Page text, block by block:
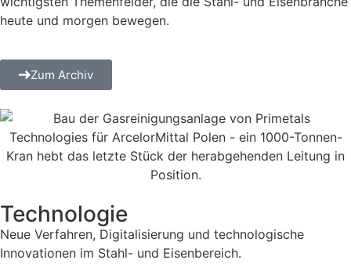
heute und morgen bewegen.
Zum Archiv
Technologie
Neue Verfahren, Digitalisierung und technologische
Innovationen im Stahl- und Eisenbereich.